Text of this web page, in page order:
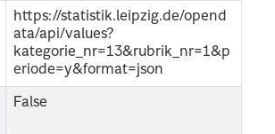
https://statistik.leipzig.de/opend
ata/api/values?
kategorie_nr=13&rubrik_nr=1&p
eriode=y&format=json
False